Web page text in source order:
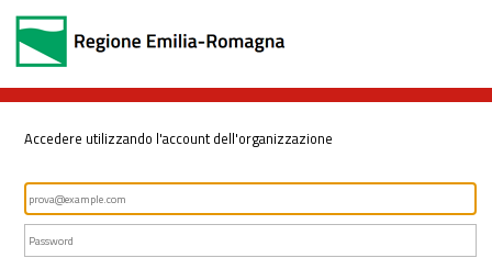
Accedere utilizzando l'account dell'organizzazione